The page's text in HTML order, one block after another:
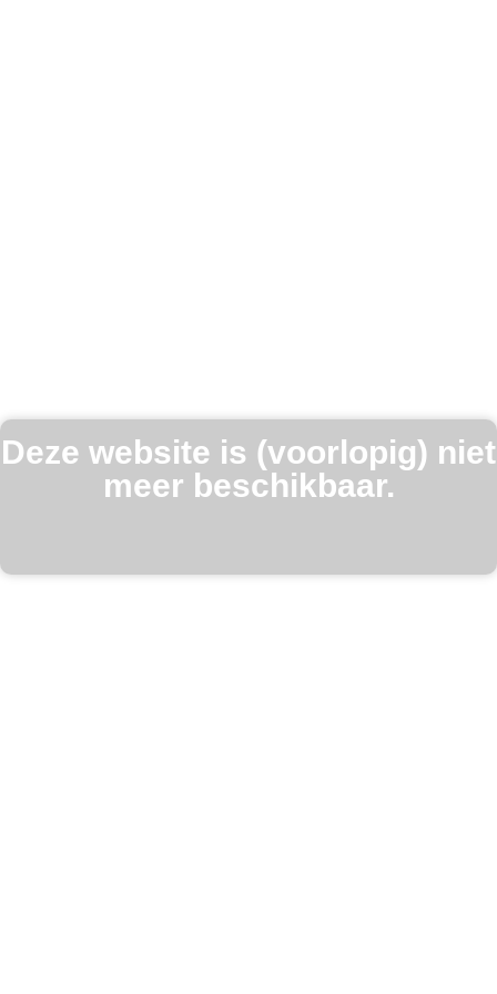
Deze website is (voorlopig) niet
meer beschikbaar.